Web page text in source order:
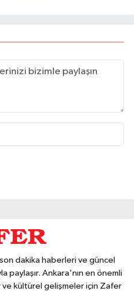
dakika haberleri ve güncel
paylaşır. Ankara'nın en önemli
ve kültürel gelişmeler için Zafer